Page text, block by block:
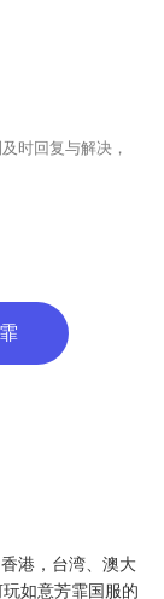
时回复与解决，
港，台湾、澳大
如意芳霏国服的